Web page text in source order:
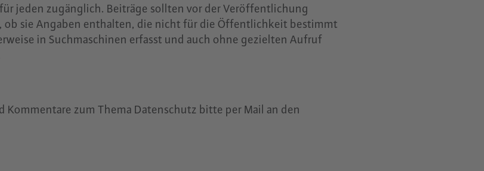
jeden zugänglich. Beiträge sollten vor der Veröffentlichung
sie Angaben enthalten, die nicht für die Öffentlichkeit bestimmt
in Suchmaschinen erfasst und auch ohne gezielten Aufruf
Kommentare zum Thema Datenschutz bitte per Mail an den